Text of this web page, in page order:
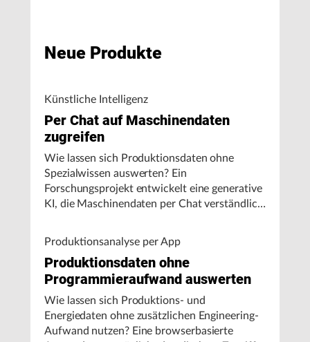
Neue Produkte
Künstliche Intelligenz
Per Chat auf Maschinendaten
zugreifen
Wie lassen sich Produktionsdaten ohne
Spezialwissen auswerten? Ein
Forschungsprojekt entwickelt eine generative
KI, die Maschinendaten per Chat verständlich
Produktionsanalyse per App
Produktionsdaten ohne
Programmieraufwand auswerten
Wie lassen sich Produktions- und
Energiedaten ohne zusätzlichen Engineering-
Aufwand nutzen? Eine browserbasierte